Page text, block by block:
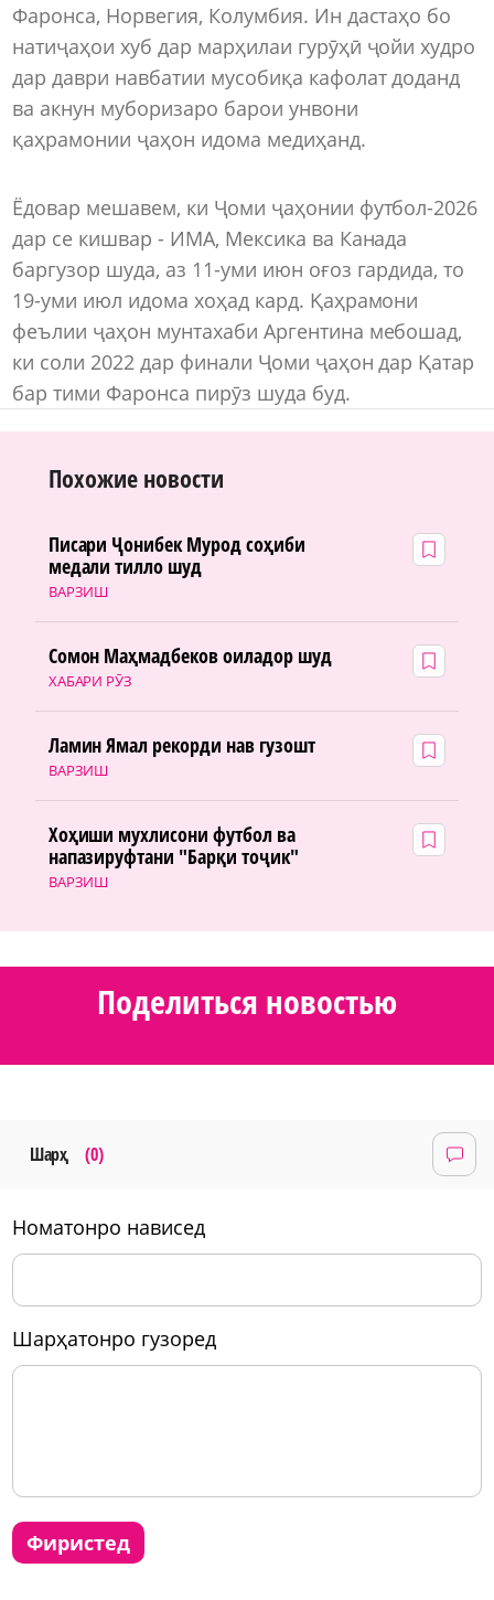
Фаронса, Норвегия, Колумбия. Ин дастаҳо бо
натиҷаҳои хуб дар марҳилаи гурӯҳӣ ҷойи худро
дар даври навбатии мусобиқа кафолат доданд
ва акнун муборизаро барои унвони
қаҳрамонии ҷаҳон идома медиҳанд.
Ёдовар мешавем, ки Ҷоми ҷаҳонии футбол-2026
дар се кишвар - ИМА, Мексика ва Канада
баргузор шуда, аз 11-уми июн оғоз гардида, то
19-уми июл идома хоҳад кард. Қаҳрамони
феълии ҷаҳон мунтахаби Аргентина мебошад,
ки соли 2022 дар финали Ҷоми ҷаҳон дар Қатар
бар тими Фаронса пирӯз шуда буд.
Похожие новости
ВАРЗИШ
Писари Ҷонибек Мурод соҳиби
медали тилло шуд
ХАБАРИ РӮЗ
Сомон Маҳмадбеков оиладор шуд
ВАРЗИШ
Ламин Ямал рекорди нав гузошт
ВАРЗИШ
Хоҳиши мухлисони футбол ва
напазируфтани "Барқи тоҷик"
Поделиться новостью
Шарҳ (0)
номатонро нависед
шарҳатонро гузоред
фиристед